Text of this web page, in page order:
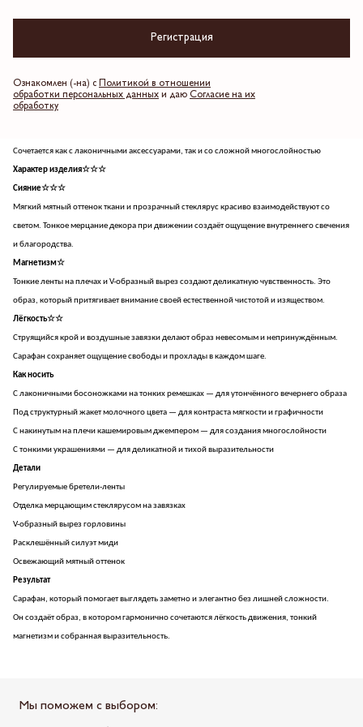
Регистрация
Ознакомлен (-на) с
Политикой в отношении
обработки персональных данных и даю Согласие на их
обработку
добавляет едва уловимый мерцающий акцент, раскрывая женственность мягко и
Почему оно вам нужно
Делает образ акцентным благодаря уникальной детали из мерцающего стекляруса
Визуально вытягивает силуэт за счёт вертикальных конструктивных линий
Легко адаптируется от дневных прогулок к вечерним выходам
Сочетается как с лаконичными аксессуарами, так и со сложной многослойностью
Характер изделия☆☆☆
Сияние☆☆☆
Мягкий мятный оттенок ткани и прозрачный стеклярус красиво взаимодействуют со
светом. Тонкое мерцание декора при движении создаёт ощущение внутреннего свечения
и благородства.
Магнетизм☆
Тонкие ленты на плечах и V-образный вырез создают деликатную чувственность. Это
образ, который притягивает внимание своей естественной чистотой и изяществом.
Лёгкость☆☆
Струящийся крой и воздушные завязки делают образ невесомым и непринуждённым.
Сарафан сохраняет ощущение свободы и прохлады в каждом шаге.
Как носить
С лаконичными босоножками на тонких ремешках — для утончённого вечернего образа
Под структурный жакет молочного цвета — для контраста мягкости и графичности
С накинутым на плечи кашемировым джемпером — для создания многослойности
С тонкими украшениями — для деликатной и тихой выразительности
Детали
Регулируемые бретели-ленты
Отделка мерцающим стеклярусом на завязках
V-образный вырез горловины
Расклешённый силуэт миди
Освежающий мятный оттенок
Результат
Сарафан, который помогает выглядеть заметно и элегантно без лишней сложности.
Он создаёт образ, в котором гармонично сочетаются лёгкость движения, тонкий
магнетизм и собранная выразительность.
Мы поможем с выбором: